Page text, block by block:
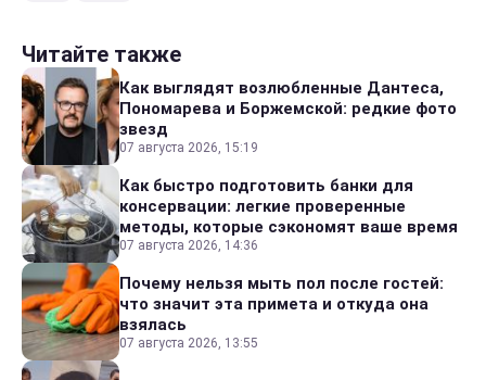
Читайте также
Как выглядят возлюбленные Дантеса,
Пономарева и Боржемской: редкие фото
звезд
07 августа 2026, 15:19
Как быстро подготовить банки для
консервации: легкие проверенные
методы, которые сэкономят ваше время
07 августа 2026, 14:36
Почему нельзя мыть пол после гостей:
что значит эта примета и откуда она
взялась
07 августа 2026, 13:55